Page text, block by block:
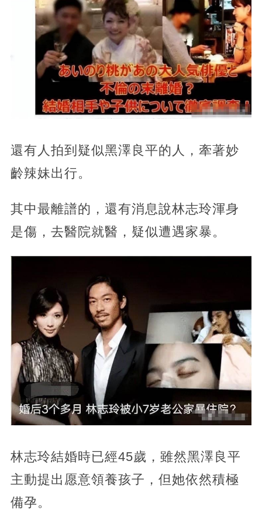
還有人拍到疑似黑澤良平的人，牽著妙
齡辣妹出行。
其中最離譜的，還有消息說林志玲渾身
是傷，去醫院就醫，疑似遭遇家暴。
林志玲結婚時已經45歲，雖然黑澤良平
主動提出愿意領養孩子，但她依然積極
備孕。